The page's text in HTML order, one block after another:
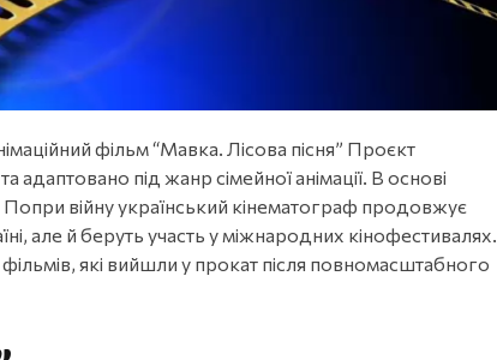
фільм “Мавка. Лісова пісня” Проєкт
під жанр сімейної анімації. В основі
Попри війну український кінематограф продовжує
але й беруть участь у міжнародних кінофестивалях.
які вийшли у прокат після повномасштабного